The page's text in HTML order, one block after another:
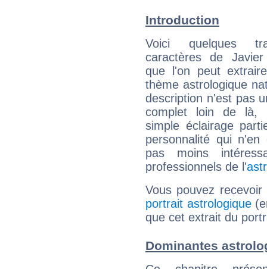
Introduction
Voici quelques
caractères de Javier
que l'on peut
thème astrologique
description n'est pas
complet loin de là,
simple éclairage
personnalité qui n'en
pas moins
professionnels de l'
Vous pouvez
portrait astrologique
que cet extrait du
Dominantes